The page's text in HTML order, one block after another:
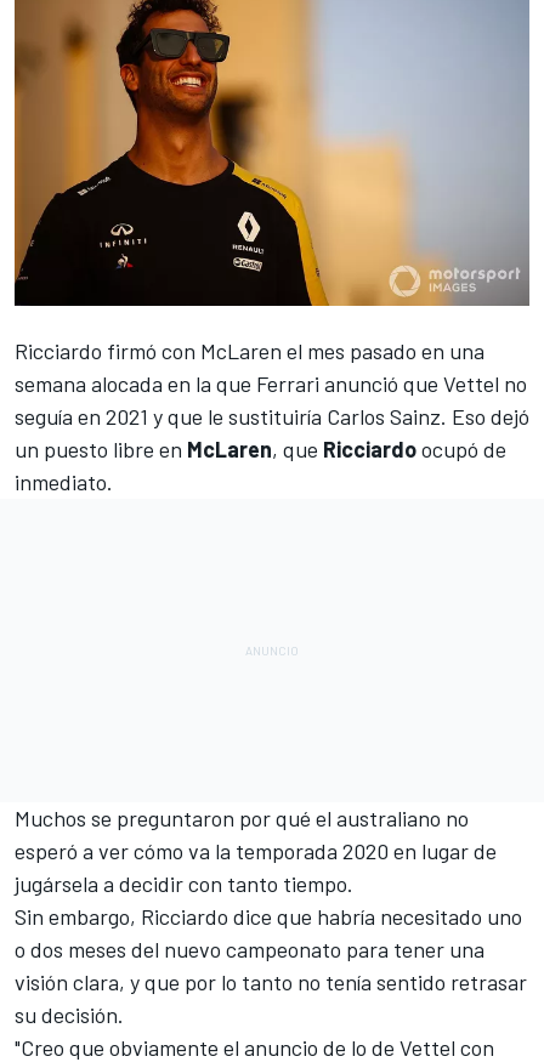
Ricciardo firmó con McLaren el mes pasado en una
semana alocada en la que Ferrari anunció que Vettel no
seguía en 2021 y que le sustituiría Carlos Sainz. Eso dejó
un puesto libre en McLaren, que Ricciardoocupó de
inmediato.
Muchos se preguntaron por qué el australiano no
esperó a ver cómo va la temporada 2020 en lugar de
jugársela a decidir con tanto tiempo.
Sin embargo, Ricciardo dice que habría necesitado uno
o dos meses del nuevo campeonato para tener una
visión clara, y que por lo tanto no tenía sentido retrasar
su decisión.
"Creo que obviamente el anuncio de lo de Vettel con